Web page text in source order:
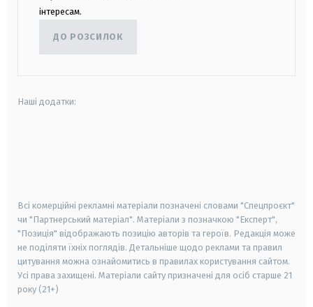
інтересам.
ДО РОЗСИЛОК
Наші додатки:
Всі комерційні рекламні матеріали позначені словами "Спецпроєкт"
чи "Партнерський матеріал". Матеріали з позначкою "Експерт",
"Позиція" відображають позицію авторів та героїв. Редакція може
не поділяти їхніх поглядів. Детальніше щодо реклами та правил
цитування можна ознайомитись в правилах користування сайтом.
Усі права захищені. Матеріали сайту призначені для осіб старше 21
року (21+)